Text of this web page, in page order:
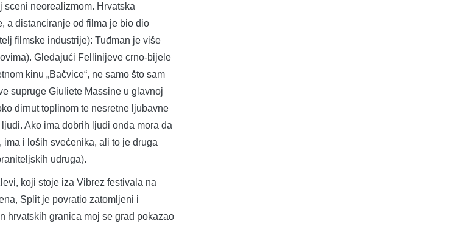
neorealizmom. Hrvatska
a distanciranje od filma je bio dio
filmske industrije): Tuđman je više
Gledajući Fellinijeve crno-bijele
kinu „Bačvice“, ne samo što sam
supruge Giuliete Massine u glavnoj
dirnut toplinom te nesretne ljubavne
Ako ima dobrih ljudi onda mora da
i loših svećenika, ali to je druga
udruga).
koji stoje iza Vibrez festivala na
Split je povratio zatomljeni i
hrvatskih granica moj se grad pokazao